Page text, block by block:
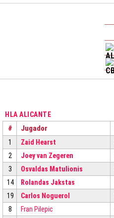
HLA ALICANTE
# Jugador
1 Zaid Hearst
2
Joey van Zegeren
3
Osvaldas Matulionis
14
Rolandas Jakstas
19
Carlos Noguerol
8
Fran Pilepic